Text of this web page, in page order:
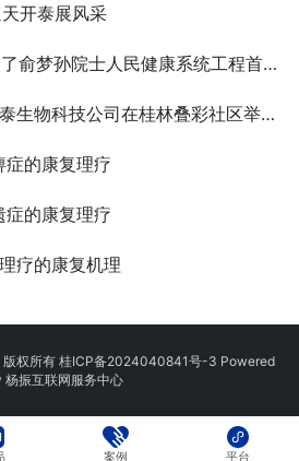
开泰展风采
孙院士人民健康系统工程首个示范基地
技公司在桂林叠彩社区举行义诊爱心服务
的康复理疗
的康复理疗
疗的康复机理
权所有 桂ICP备2024040841号-3 Powered
杨振互联网服务中心
案例 平台